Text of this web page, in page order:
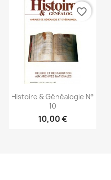
Vista rápida
Histoire & Généalogie N°
10
10,00 €
favorite_border